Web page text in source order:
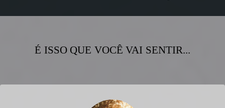
É ISSO QUE VOCÊ VAI SENTIR...